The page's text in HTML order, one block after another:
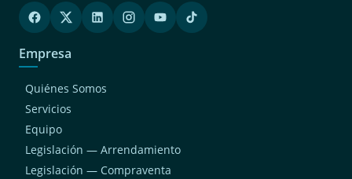
Empresa
Quiénes Somos
Servicios
Equipo
Legislación — Arrendamiento
Legislación — Compraventa